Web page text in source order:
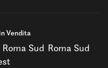
Vendita
Roma Sud Roma Sud